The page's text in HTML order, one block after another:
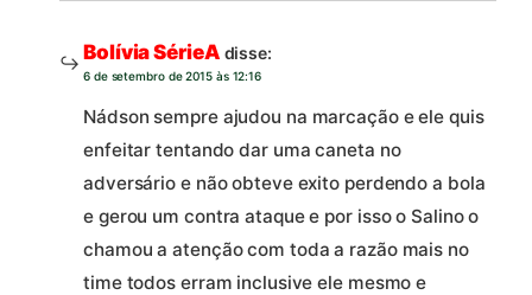
Bolívia SérieA disse:
6 de setembro de 2015 às 12:16
Nádson sempre ajudou na marcação e ele quis
enfeitar tentando dar uma caneta no
adversário e não obteve exito perdendo a bola
e gerou um contra ataque e por isso o Salino o
chamou a atenção com toda a razão mais no
time todos erram inclusive ele mesmo e